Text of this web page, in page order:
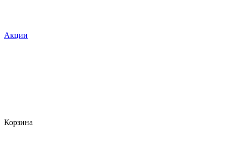
Акции
Корзина